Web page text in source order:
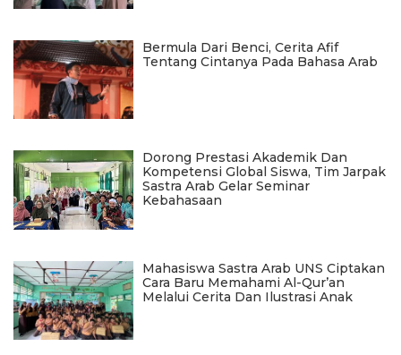
Bermula Dari Benci, Cerita Afif
Tentang Cintanya Pada Bahasa Arab
Dorong Prestasi Akademik Dan
Kompetensi Global Siswa, Tim Jarpak
Sastra Arab Gelar Seminar
Kebahasaan
Mahasiswa Sastra Arab UNS Ciptakan
Cara Baru Memahami Al-Qur’an
Melalui Cerita Dan Ilustrasi Anak